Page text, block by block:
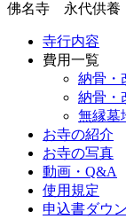
佛名寺 永代供養
寺行内容
費用一覧
納骨・
納骨・
無縁墓
お寺の紹介
お寺の写真
動画・Q&A
使用規定
申込書ダウ